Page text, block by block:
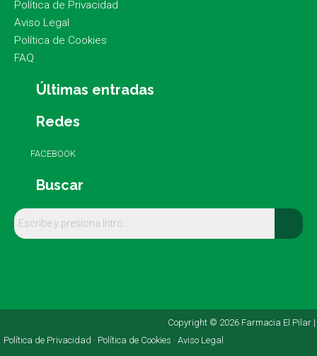
Política de Privacidad
Aviso Legal
Política de Cookies
FAQ
Últimas entradas
Redes
FACEBOOK
Buscar
Copyright © 2026 Farmacia El Pilar |
Política de Privacidad · Política de Cookies · Aviso Legal